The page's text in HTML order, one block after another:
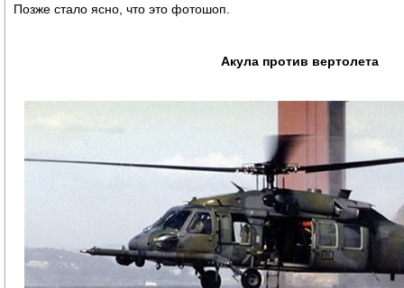
Позже стало ясно, что это фотошоп.
Акула против вертолета